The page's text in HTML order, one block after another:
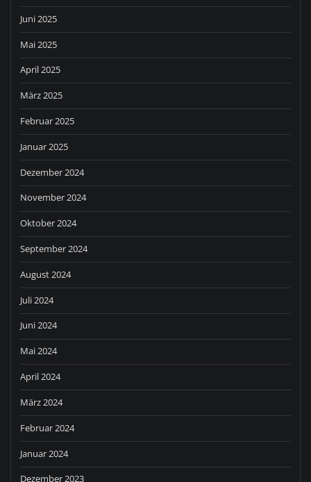
Juni 2025
Mai 2025
April 2025
März 2025
Februar 2025
Januar 2025
Dezember 2024
November 2024
Oktober 2024
September 2024
August 2024
Juli 2024
Juni 2024
Mai 2024
April 2024
März 2024
Februar 2024
Januar 2024
Dezember 2023